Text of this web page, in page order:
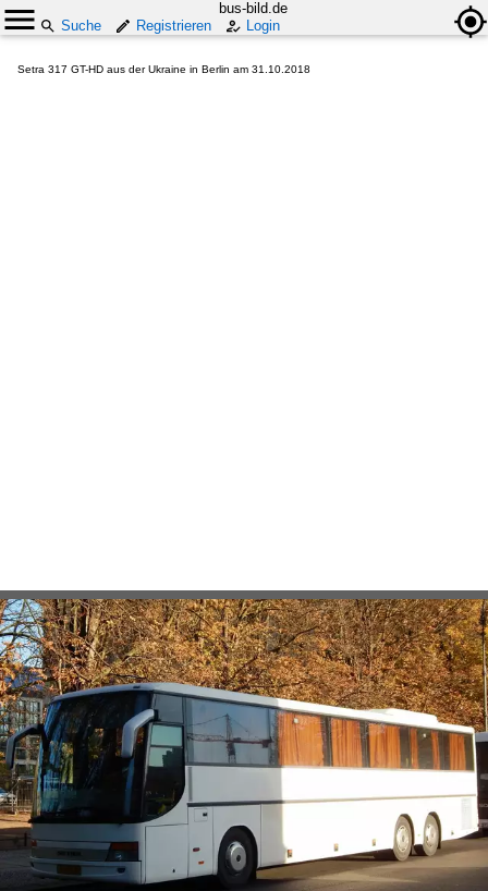
bus-bild.de
Suche
Registrieren Login
Setra 317 GT-HD aus der Ukraine in Berlin am 31.10.2018